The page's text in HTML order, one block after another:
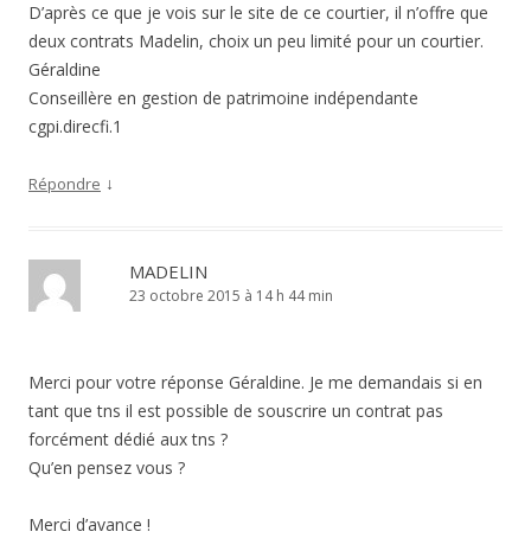
D’après ce que je vois sur le site de ce courtier, il n’offre que
deux contrats Madelin, choix un peu limité pour un courtier.
Géraldine
Conseillère en gestion de patrimoine indépendante
cgpi.direcfi.1
Répondre ↓
MADELIN
23 octobre 2015 à 14 h 44 min
Merci pour votre réponse Géraldine. Je me demandais si en
tant que tns il est possible de souscrire un contrat pas
forcément dédié aux tns ?
Qu’en pensez vous ?
Merci d’avance !